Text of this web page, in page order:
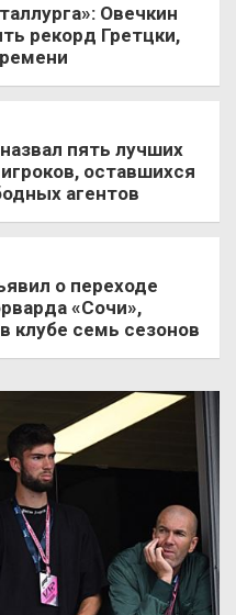
Овечкин
рекорд Гретцки,
пять лучших
оставшихся
агентов
о переходе
«Сочи»,
клубе семь сезонов